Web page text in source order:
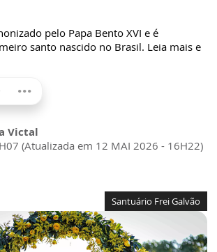
pelo Papa Bento XVI e é
santo nascido no Brasil. Leia mais e
Victal
(Atualizada em 12 MAI 2026 - 16H22)
Santuário Frei Galvão